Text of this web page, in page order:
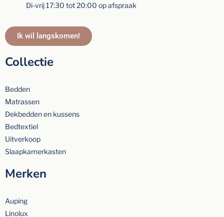
Di-vrij 17:30 tot 20:00 op afspraak
Ik wil langskomen!
Collectie
Bedden
Matrassen
Dekbedden en kussens
Bedtextiel
Uitverkoop
Slaapkamerkasten
Merken
Auping
Linolux